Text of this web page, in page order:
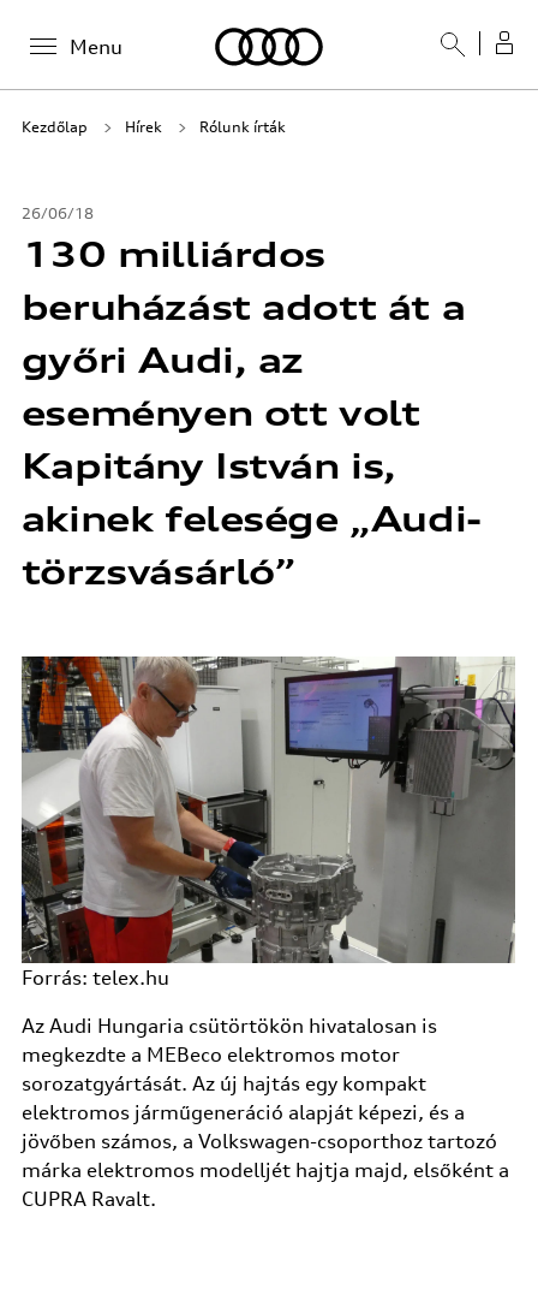
Menu
Kezdőlap Hírek Rólunk írták
26/06/18
130 milliárdos
beruházást adott át a
győri Audi, az
eseményen ott volt
Kapitány István is,
akinek felesége „Audi-
törzsvásárló”
Forrás: telex.hu
Az Audi Hungaria csütörtökön hivatalosan is
megkezdte a MEBeco elektromos motor
sorozatgyártását. Az új hajtás egy kompakt
elektromos járműgeneráció alapját képezi, és a
jövőben számos, a Volkswagen-csoporthoz tartozó
márka elektromos modelljét hajtja majd, elsőként a
CUPRA Ravalt.